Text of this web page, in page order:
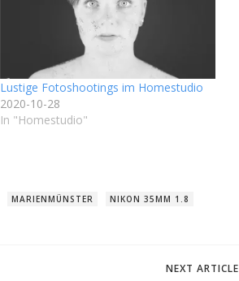
Lustige Fotoshootings im Homestudio
2020-10-28
In "Homestudio"
MARIENMÜNSTER
NIKON 35MM 1.8
NEXT ARTICLE